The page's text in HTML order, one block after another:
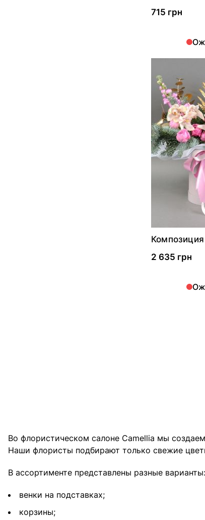
715 грн
розами
2 635 грн
Во флористическом салоне Camellia мы
Наши флористы подбирают только свежие
В ассортименте представлены разные варианты:
венки на подставках;
корзины;